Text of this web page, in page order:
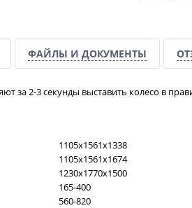
ФАЙЛЫ И ДОКУМЕНТЫ
за 2-3 секунды выставить колесо в
1105х1561х1338
1105х1561х1674
1230х1770х1500
165-400
560-820